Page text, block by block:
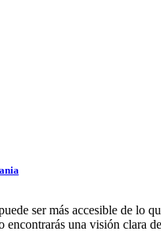
ser más accesible de lo
encontrarás una visión clara